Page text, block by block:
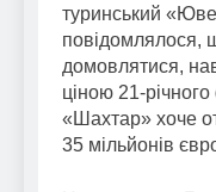
туринський
повідомлялося,
домовлятися,
ціною 21-
«Шахтар» хоче
35 мільйонів